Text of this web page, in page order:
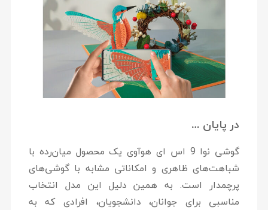
در پایان …
گوشی نوا 9 اس ای هوآوی یک محصول میان‌رده با
شباهت‌های ظاهری و امکاناتی مشابه با گوشی‌های
پرچمدار است. به همین دلیل این مدل انتخاب
مناسبی برای جوانان، دانشجویان، افرادی که به